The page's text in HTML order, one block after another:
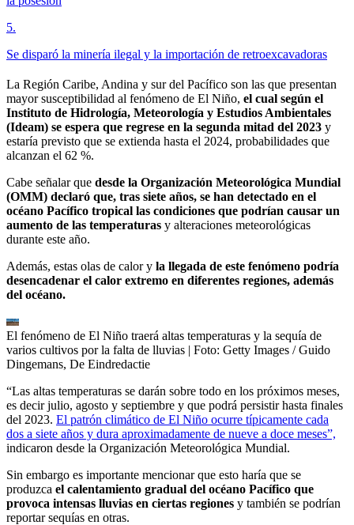
5.
Se disparó la minería ilegal y la importación de retroexcavadoras
La Región Caribe, Andina y sur del Pacífico son las que presentan
mayor susceptibilidad al fenómeno de El Niño, el cual según el
Instituto de Hidrología, Meteorología y Estudios Ambientales
(Ideam) se espera que regrese en la segunda mitad del 2023 y
estaría previsto que se extienda hasta el 2024, probabilidades que
alcanzan el 62 %.
Cabe señalar que desde la Organización Meteorológica Mundial
(OMM) declaró que, tras siete años, se han detectado en el
océano Pacífico tropical las condiciones que podrían causar un
aumento de las temperaturas y alteraciones meteorológicas
durante este año.
Además, estas olas de calor y la llegada de este fenómeno podría
desencadenar el calor extremo en diferentes regiones, además
del océano.
El fenómeno de El Niño traerá altas temperaturas y la sequía de
varios cultivos por la falta de lluvias | Foto: Getty Images / Guido
Dingemans, De Eindredactie
“Las altas temperaturas se darán sobre todo en los próximos meses,
es decir julio, agosto y septiembre y que podrá persistir hasta finales
del 2023. El patrón climático de El Niño ocurre típicamente cada
dos a siete años y dura aproximadamente de nueve a doce meses”,
indicaron desde la Organización Meteorológica Mundial.
Sin embargo es importante mencionar que esto haría que se
produzca el calentamiento gradual del océano Pacífico que
provoca intensas lluvias en ciertas regiones y también se podrían
reportar sequías en otras.